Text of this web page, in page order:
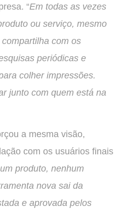
“Em todas as vezes
ou serviço, mesmo
com os
periódicas e
colher impressões.
junto com quem está na
a mesma visão,
com os usuários finais
produto, nenhum
nova sai da
e aprovada pelos